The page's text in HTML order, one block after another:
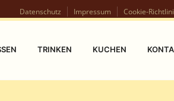
Datenschutz Impressum Cookie-
TRINKEN KUCHEN